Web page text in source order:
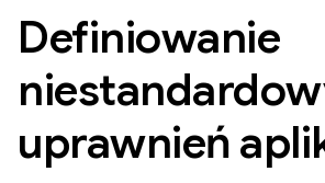
Definiowanie
uprawnień